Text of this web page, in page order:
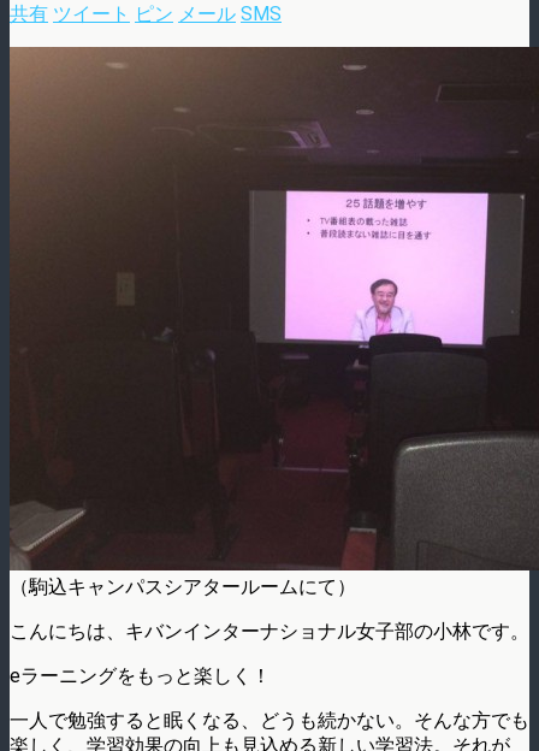
共有 ツイート ピン メール SMS
（駒込キャンパスシアタールームにて）
こんにちは、キバンインターナショナル女子部の小林です。
eラーニングをもっと楽しく！
一人で勉強すると眠くなる、どうも続かない。そんな方でも
楽しく、学習効果の向上も見込める新しい学習法。それが